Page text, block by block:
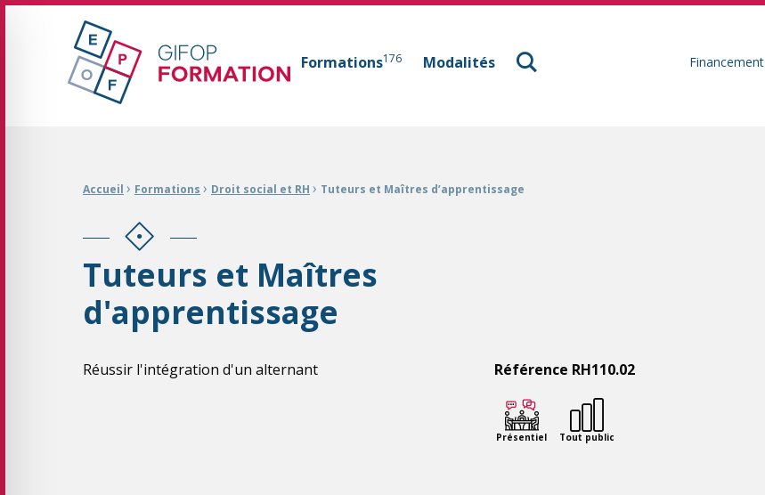
GIFOP Formation Centre de formation continue à Mulhouse
Formations176 Modalités Financement
Fil d'Ariane :
Accueil › Formations › Droit social et RH › Tuteurs et Maîtres d’apprentissage
Tuteurs et Maîtres
d'apprentissage
Réussir l'intégration d'un alternant Référence RH110.02
Présentiel Tout public